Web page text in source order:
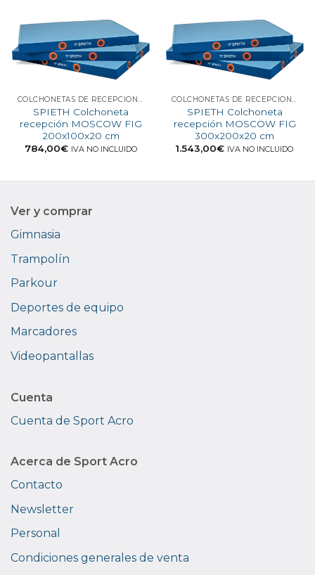
COLCHONETAS DE RECEPCIÓN PARA COMPETICIÓN
SPIETH Colchoneta
recepción MOSCOW FIG
200x100x20 cm
784,00€ IVA NO INCLUIDO
COLCHONETAS DE RECEPCIÓN PARA COMPETICIÓN
SPIETH Colchoneta
recepción MOSCOW FIG
300x200x20 cm
1.543,00€ IVA NO INCLUIDO
Ver y comprar
Gimnasia
Trampolín
Parkour
Deportes de equipo
Marcadores
Videopantallas
Cuenta
Cuenta de Sport Acro
Acerca de Sport Acro
Contacto
Newsletter
Personal
Condiciones generales de venta